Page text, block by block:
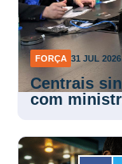
FORÇA 31 JUL 2026
Centrais
com